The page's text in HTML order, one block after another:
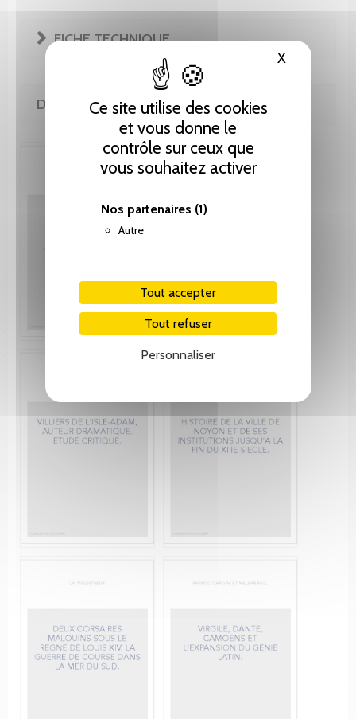
Ce site utilise des cookies
et vous donne le
contrôle sur ceux que
vous souhaitez activer
Nos partenaires (1)
Autre
Tout accepter
Tout refuser
Personnaliser
XMasquer
FICHE TECHNIQUE
DE LA MÊME COLLECTION